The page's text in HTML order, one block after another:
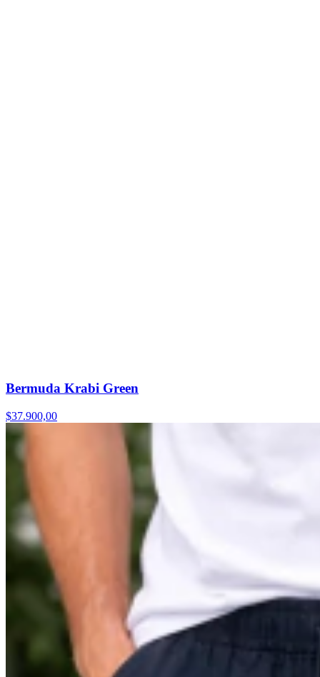
Bermuda Krabi Green
$37.900,00